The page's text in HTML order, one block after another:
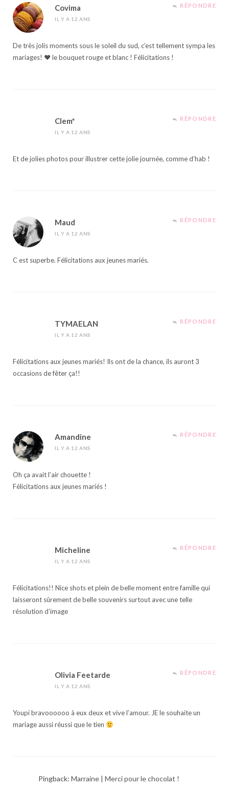
Covima
IL Y A 12 ANS
RÉPONDRE
De très jolis moments sous le soleil du sud, c’est tellement sympa les
mariages! ♥ le bouquet rouge et blanc ! Félicitations !
Clem*
IL Y A 12 ANS
RÉPONDRE
Et de jolies photos pour illustrer cette jolie journée, comme d’hab !
Maud
IL Y A 12 ANS
RÉPONDRE
C est superbe. Félicitations aux jeunes mariés.
TYMAELAN
IL Y A 12 ANS
RÉPONDRE
Félicitations aux jeunes mariés! Ils ont de la chance, ils auront 3
occasions de fêter ça!!
Amandine
IL Y A 12 ANS
RÉPONDRE
Oh ça avait l’air chouette !
Félicitations aux jeunes mariés !
Micheline
IL Y A 12 ANS
RÉPONDRE
Félicitations!! Nice shots et plein de belle moment entre famille qui
laisseront sûrement de belle souvenirs surtout avec une telle
résolution d’image
Olivia Feetarde
IL Y A 12 ANS
RÉPONDRE
Youpi bravoooooo à eux deux et vive l’amour. JE le souhaite un
mariage aussi réussi que le tien
Pingback: Marraine | Merci pour le chocolat !